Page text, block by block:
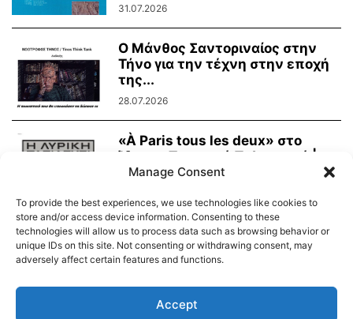
31.07.2026
Ο Μάνθος Σαντοριναίος στην
Τήνο για την τέχνη στην εποχή
της...
28.07.2026
«À Paris tous les deux» στο
Ίδρυμα Τηνιακού Πολιτισμού |
Παρασκευή...
Δημοτικό Λιμενικό Ταμείο Τήνου – Άνδρου
Manage Consent
To provide the best experiences, we use technologies like cookies to
store and/or access device information. Consenting to these
technologies will allow us to process data such as browsing behavior or
unique IDs on this site. Not consenting or withdrawing consent, may
adversely affect certain features and functions.
Accept